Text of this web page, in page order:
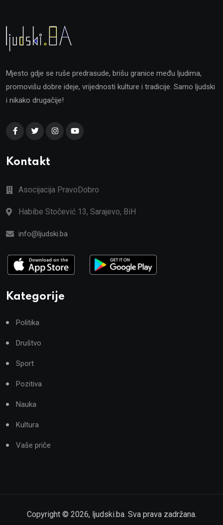
Mjesto gdje se ruše predrasude, brišu granice među ljudima,
promovišu dobre ideje, vrijednosti kulture i tradicije. Samo ljudski
i nikako drugačije!
Kontakt
Asocijacija PravoDobro
Habibe Stočević 13, Sarajevo, BiH
info@ljudski.ba
Kategorije
Politika
Društvo
Sport
Pozitiva
Nauka
Kultura
Vaše priče
Copyright © 2026, ljudski.ba. Sva prava zadržana.